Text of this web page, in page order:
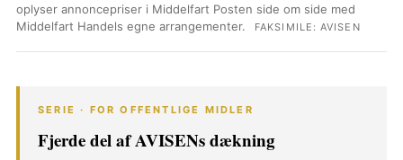
oplyser annoncepriser i Middelfart Posten side om side med
Middelfart Handels egne arrangementer.
FAKSIMILE: AVISEN
SERIE · FOR OFFENTLIGE MIDLER
Fjerde del af AVISENs dækning